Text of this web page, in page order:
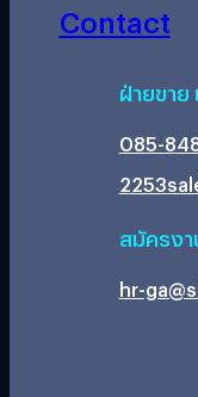
Contact
ฝ่ายขาย
085-
2253
สมัครง
hr-